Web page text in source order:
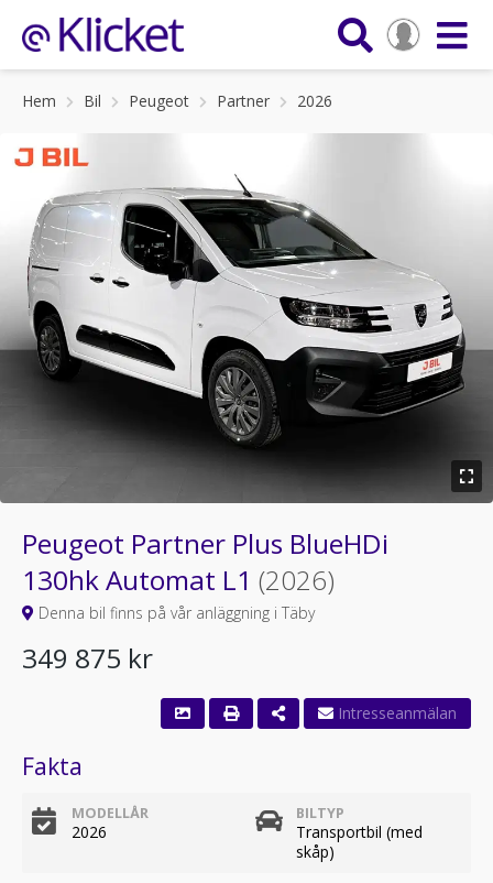
Hem Bil Peugeot Partner 2026
Peugeot Partner Plus BlueHDi
130hk Automat L1 (2026)
Denna bil finns på vår anläggning i Täby
349 875 kr
Fakta
MODELLÅR
2026
BILTYP
Transportbil (med
skåp)